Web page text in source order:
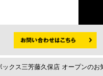
ックス三芳藤久保店 オープンの